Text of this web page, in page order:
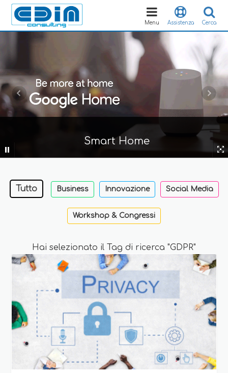
Cerca
Assistenza
Toggle
navigation
Menu
Smart Home
Tutto Business Innovazione Social Media
Workshop & Congressi
Hai selezionato il Tag di ricerca "GDPR"